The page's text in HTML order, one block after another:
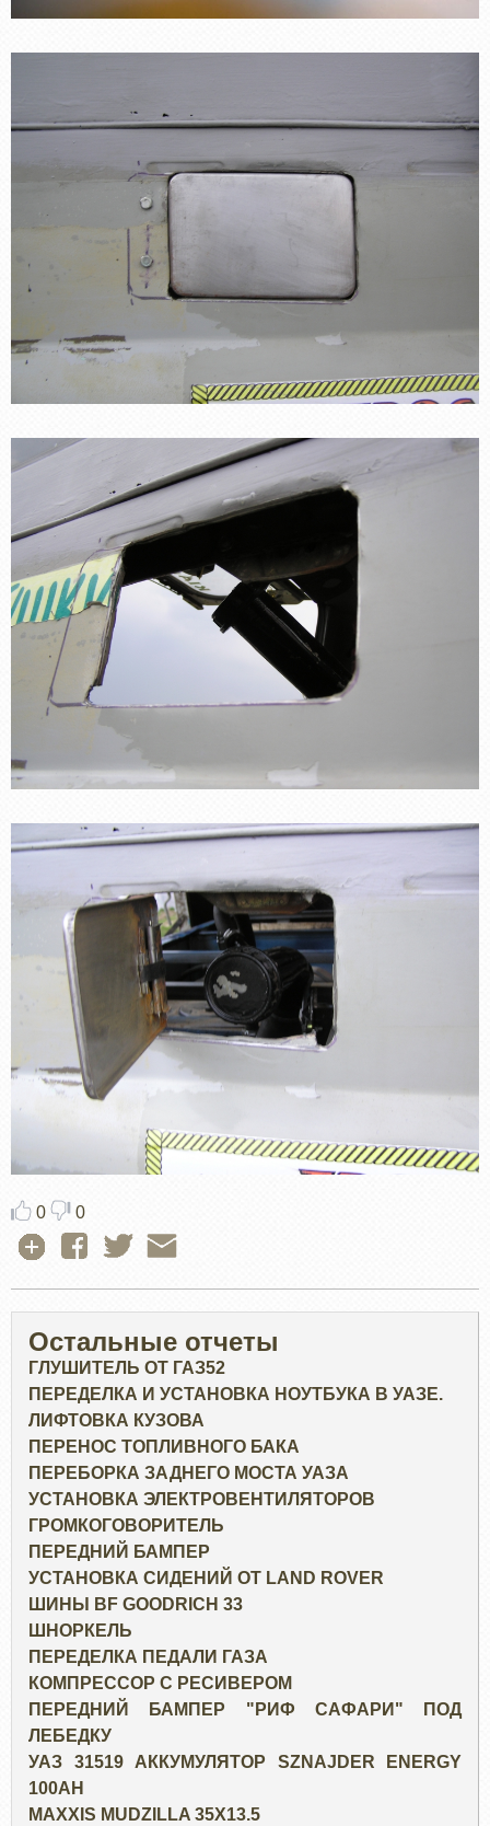
0 0
Остальные отчеты
ГЛУШИТЕЛЬ ОТ ГАЗ52
ПЕРЕДЕЛКА И УСТАНОВКА НОУТБУКА В УАЗЕ.
ЛИФТОВКА КУЗОВА
ПЕРЕНОС ТОПЛИВНОГО БАКА
ПЕРЕБОРКА ЗАДНЕГО МОСТА УАЗА
УСТАНОВКА ЭЛЕКТРОВЕНТИЛЯТОРОВ
ГРОМКОГОВОРИТЕЛЬ
ПЕРЕДНИЙ БАМПЕР
УСТАНОВКА СИДЕНИЙ ОТ LAND ROVER
ШИНЫ BF GOODRICH 33
ШНОРКЕЛЬ
ПЕРЕДЕЛКА ПЕДАЛИ ГАЗА
КОМПРЕССОР С РЕСИВЕРОМ
ПЕРЕДНИЙ БАМПЕР "РИФ САФАРИ" ПОД
ЛЕБЕДКУ
УАЗ 31519 АККУМУЛЯТОР SZNAJDER ENERGY
100AH
MAXXIS MUDZILLA 35X13.5